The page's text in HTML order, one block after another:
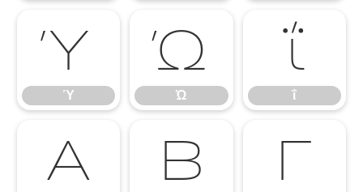
Ύ
Ύ
Ώ
Ώ
ΐ
ΐ
Α Β Γ